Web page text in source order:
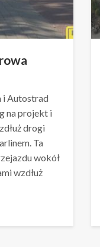
i Autostrad
na projekt i
drogi
Ta
wokół
wzdłuż